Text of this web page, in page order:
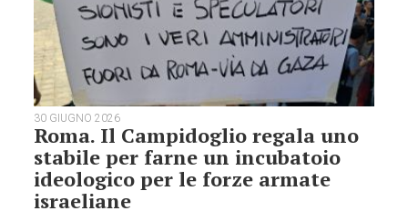
30 GIUGNO 2026
Roma. Il Campidoglio regala uno
stabile per farne un incubatoio
ideologico per le forze armate
israeliane